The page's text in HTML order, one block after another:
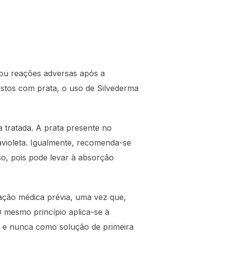
reações adversas após a
com prata, o uso de Silvederma
tratada. A prata presente no
Igualmente, recomenda-se
pois pode levar à absorção
médica prévia, uma vez que,
mesmo princípio aplica-se à
nunca como solução de primeira